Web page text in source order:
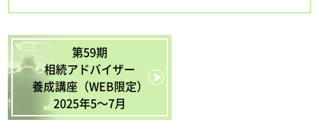
第59期
相続アドバイザー
養成講座（WEB限定）
2025年5〜7月